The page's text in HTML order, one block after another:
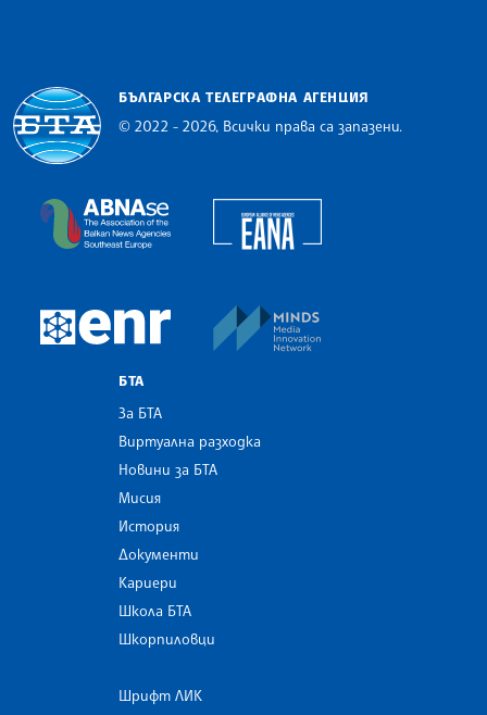
БЪЛГАРСКА ТЕЛЕГРАФНА АГЕНЦИЯ
© 2022 - 2026, Всички права са запазени.
The Assocoation of the Balkan News Agencies
European Newsroom
БТА
За БТА
Виртуална разходка
Новини за БТА
Мисия
История
Документи
Кариери
Школа БТА
Шкорпиловци
Шрифт ЛИК